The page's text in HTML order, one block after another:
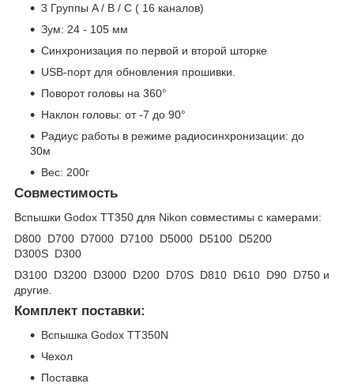
3 Группы A / B / C ( 16 каналов)
Зум: 24 - 105 мм
Синхронизация по первой и второй шторке
USB-порт для обновления прошивки.
Поворот головы на 360°
Наклон головы: от -7 до 90°
Радиус работы в режиме радиосинхронизации: до
30м
Вес: 200г
Совместимость
Вспышки Godox TT350 для Nikon совместимы с камерами:
D800 D700 D7000 D7100 D5000 D5100 D5200
D300S D300
D3100 D3200 D3000 D200 D70S D810 D610 D90 D750 и
другие.
Комплект поставки:
Вспышка Godox TT350N
Чехол
Поставка